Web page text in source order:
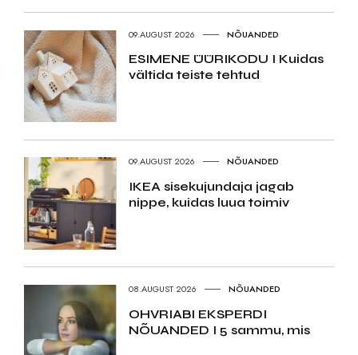
09.AUGUST 2026 NÕUANDED
ESIMENE ÜÜRIKODU I Kuidas
vältida teiste tehtud
09.AUGUST 2026 NÕUANDED
IKEA sisekujundaja jagab
nippe, kuidas luua toimiv
08.AUGUST 2026 NÕUANDED
OHVRIABI EKSPERDI
NÕUANDED I 5 sammu, mis